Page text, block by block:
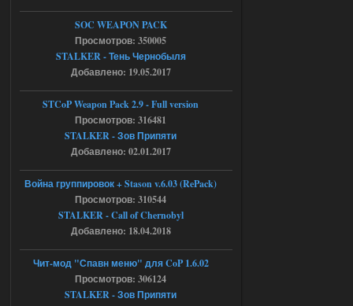
Ответить ➤
05.08.2026
Скованные одной цепью
r4908778
с избавлением от баласта,
доходяга.
Ответить ➤
05.08.2026
Путь во мгле + GUNSLINGER mod
Stalker-Mods-Clan-su
Доступно только для пользователей
05.08.2026
Путь во мгле + GUNSLINGER mod
SOC WEAPON PACK
Просмотров: 350005
STALKER - Тень Чернобыля
Добавлено: 19.05.2017
STCoP Weapon Pack 2.9 - Full version
Просмотров: 316481
STALKER - Зов Припяти
Добавлено: 02.01.2017
Война группировок + Stason v.6.03 (RePack)
Просмотров: 310544
STALKER - Call of Chernobyl
Добавлено: 18.04.2018
Чит-мод "Спавн меню" для CoP 1.6.02
Просмотров: 306124
STALKER - Зов Припяти